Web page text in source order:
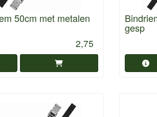
50cm met metalen
2,75
gesp